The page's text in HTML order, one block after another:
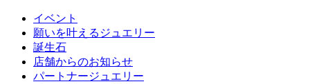
イベント
願いを叶えるジュエリー
誕生石
店舗からのお知らせ
パートナージュエリー